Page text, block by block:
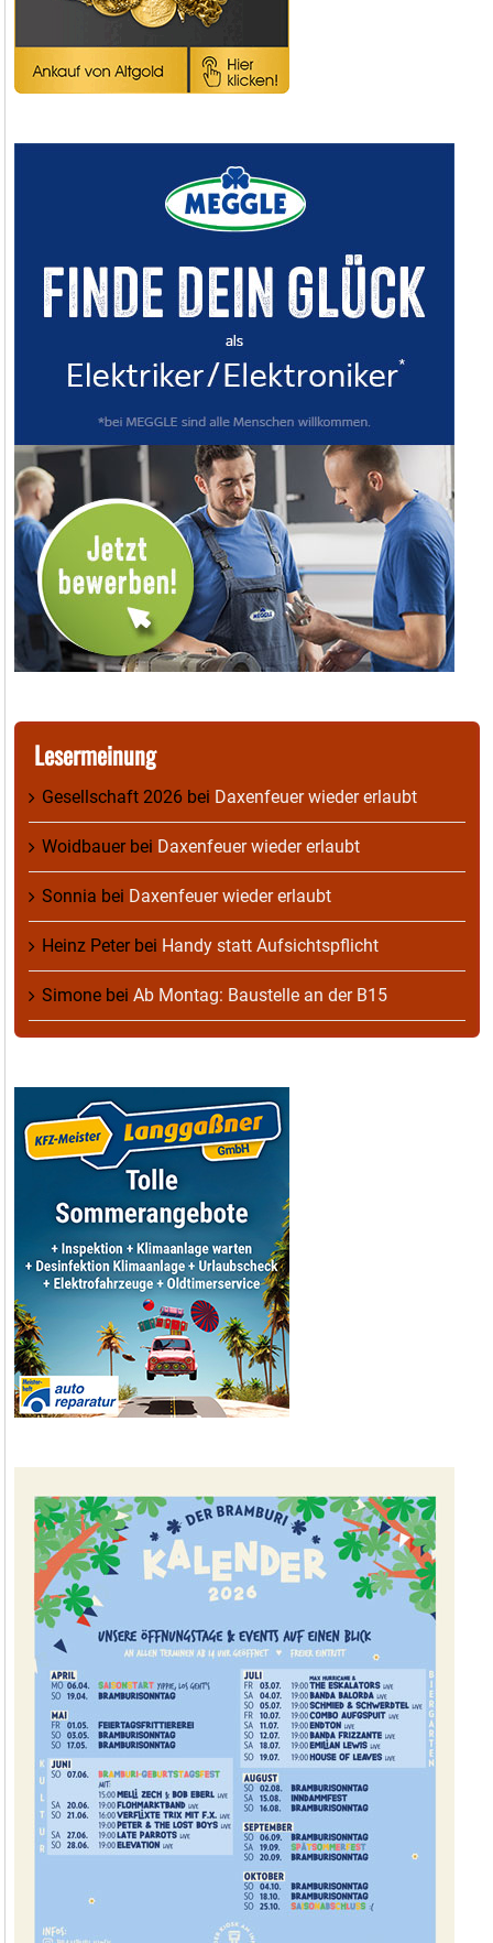
Lesermeinung
Gesellschaft 2026 bei Daxenfeuer wieder erlaubt
Woidbauerbei Daxenfeuer wieder erlaubt
Sonnia bei Daxenfeuer wieder erlaubt
Heinz Peterbei Handy statt Aufsichtspflicht
Simone bei Ab Montag: Baustelle an der B15